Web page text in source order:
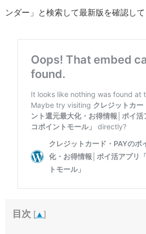
ンダー」と検索して最新版を確認して
目次 [▲ ]